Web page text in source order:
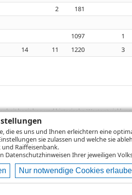
die es uns und Ihnen erleichtern eine
sie zulassen und welche sie
Raiffeisenbank.
Datenschutzhinweisen Ihrer jeweiligen
Nur notwendige Cookies
2 181
1097 1
14 11 1220 3
beziehen und historische
um Bruttowertangaben. Bei
in der Regel anfallen, nicht berücksichtigt.
einzelnen Wertpapierseiten Ihre individuell
und etwaigen Depotgebühren ergibt,
fallen.
Hilfe